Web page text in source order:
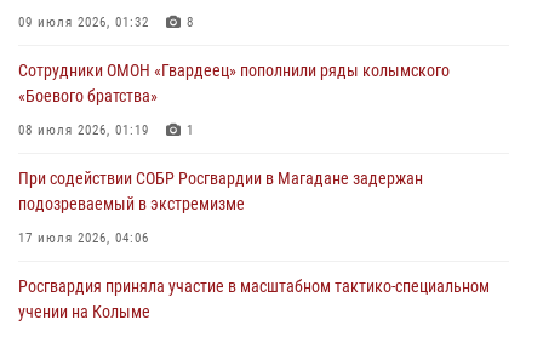
«Каникулы с Росгвардией» продолжаются на Колыме
Начальник Главного штаба – первый заместитель директора
Росгвардии Герой России генерал-полковник Сергей Бойко
15 июля 2026, 06:21
Кинологический тандем из Магадана завоевал бронзу на
15 июля 2026, 04:34
09 июля 2026, 01:32 8
Сотрудники ОМОН «Гвардеец» пополнили ряды колымского
«Боевого братства»
08 июля 2026, 01:19 1
При содействии СОБР Росгвардии в Магадане задержан
подозреваемый в экстремизме
17 июля 2026, 04:06
Росгвардия приняла участие в масштабном тактико-специальном
учении на Колыме